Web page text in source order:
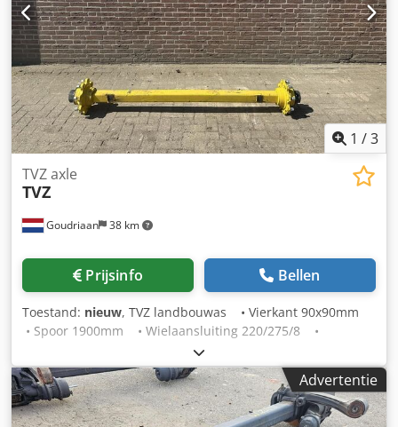
1 /3
Goudriaan 38 km
TVZ axle
TVZ
Prijsinfo Bellen
Toestand: nieuw, TVZ landbouwas • Vierkant 90x90mm
• Spoor 1900mm • Wielaansluiting 220/275/8 •
Ongeremd Chsdpfxozr H Uie Abfsa Staat: Nieuw
Advertentie